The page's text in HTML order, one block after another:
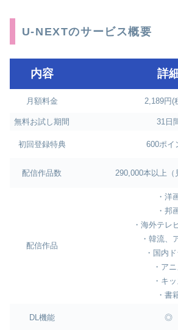
U-NEXTのサービス概要
内容 詳
月額料金 2,189円(
無料お試し期間 31日
初回登録特典 600ポイ
配信作品数 290,000本以上（
配信作品
・洋
・邦
・海外テレ
・韓流、
・国内
・ア
・キ
・書
DL機能 ◎